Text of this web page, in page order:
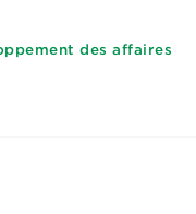
des affaires